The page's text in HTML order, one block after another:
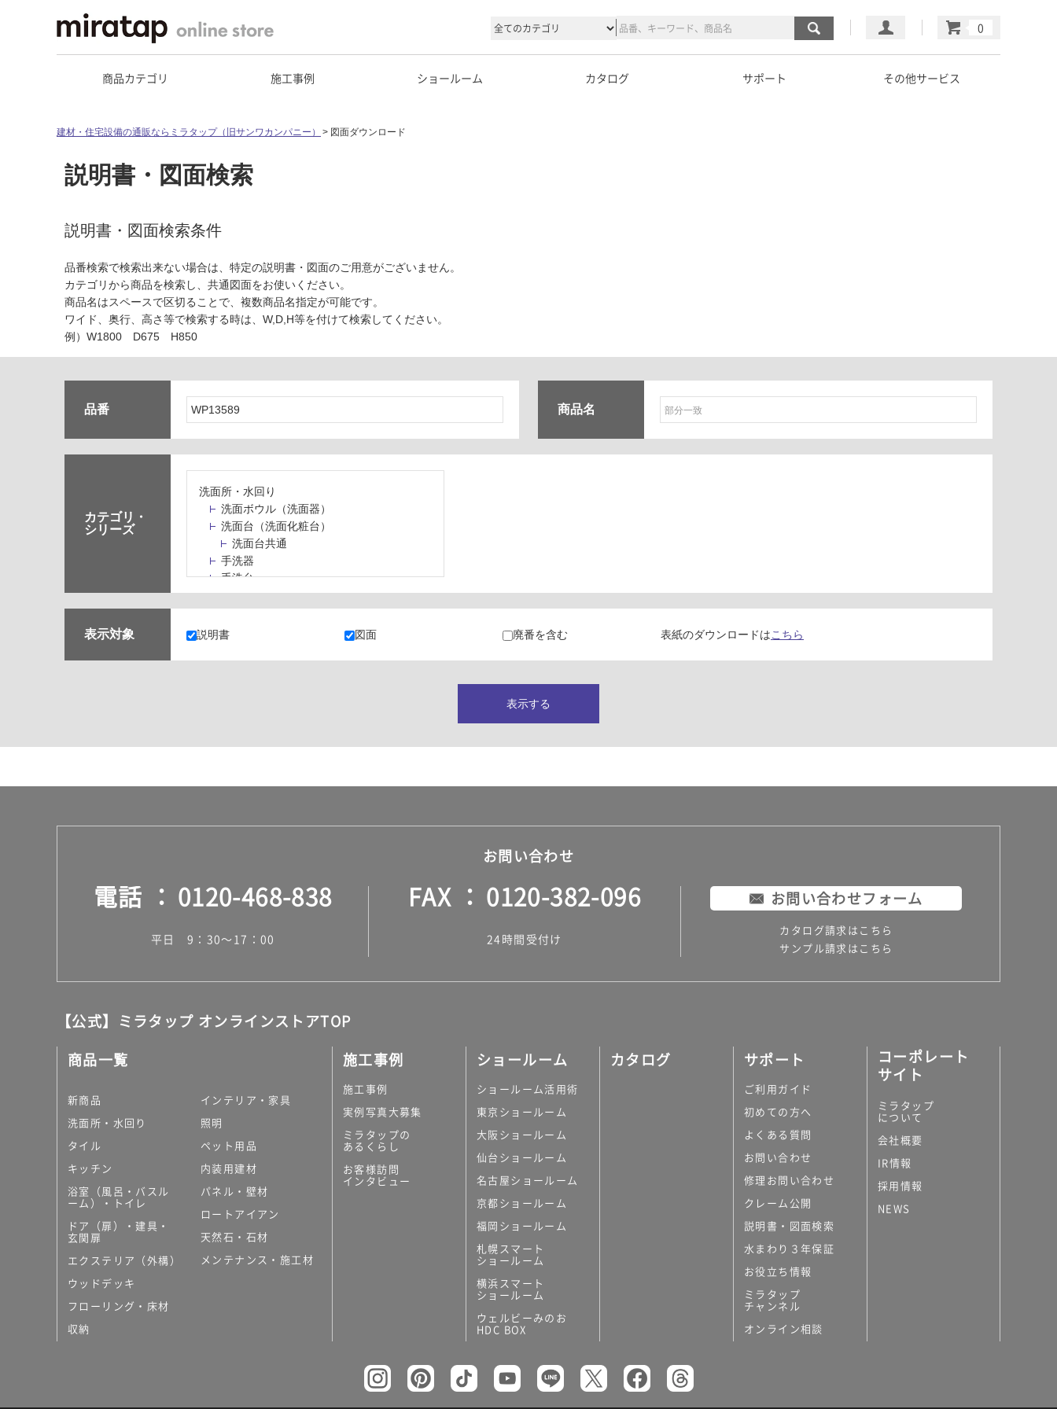
マイページ
カート
商品カテゴリ 施工事例 ショールーム カタログ サポート その他サービス
建材・住宅設備の通販ならミラタップ（旧サンワカンパニー） 図面ダウンロード
説明書・図面検索
説明書・図面検索条件
品番検索で検索出来ない場合は、特定の説明書・図面のご用意がございません。
カテゴリから商品を検索し、共通図面をお使いください。
商品名はスペースで区切ることで、複数商品名指定が可能です。
ワイド、奥行、高さ等で検索する時は、W,D,H等を付けて検索してください。
例）W1800 D675 H850
品番 商品名
カテゴリ・
シリーズ
洗面所・水回り
洗面ボウル（洗面器）
洗面台（洗面化粧台）
洗面台共通
手洗器
手洗台
水栓パン・スロップシンク
水栓金具・水栓（蛇口）・カラン
止水栓・排水金物
ミラー（鏡）
ランドリールーム
タイル
外壁タイル
洗面台タイル
屋内床タイル
テラコッタ調タイル
キッチン
コンパクトキッチン
コンパクトキッチンその他
カップボード（食器棚・キッチンボード）
コンビネーションキッチン（セクショナル
キッチン）
キッチン機器
表示対象 説明書 図面 廃番を含む 表紙のダウンロードはこちら
表示する
お問い合わせ
電話 0120-468-838
平日 9：30～17：00
FAX 0120-382-096
24時間受付け
お問い合わせフォーム
カタログ請求はこちら
サンプル請求はこちら
【公式】ミラタップ オンラインストアTOP
商品一覧
新商品
洗面所・水回り
タイル
キッチン
浴室（風呂・バスル
ーム）・トイレ
ドア（扉）・建具・
玄関扉
エクステリア（外構）
ウッドデッキ
フローリング・床材
収納
インテリア・家具
照明
ペット用品
内装用建材
パネル・壁材
ロートアイアン
天然石・石材
メンテナンス・施工材
施工事例
施工事例
実例写真大募集
ミラタップの
あるくらし
お客様訪問
インタビュー
ショールーム
ショールーム活用術
東京ショールーム
大阪ショールーム
仙台ショールーム
名古屋ショールーム
京都ショールーム
福岡ショールーム
札幌スマート
ショールーム
横浜スマート
ショールーム
ウェルビーみのお
HDC BOX
カタログ サポート
ご利用ガイド
初めての方へ
よくある質問
お問い合わせ
修理お問い合わせ
クレーム公開
説明書・図面検索
水まわり３年保証
お役立ち情報
ミラタップ
チャンネル
オンライン相談
コーポレート
サイト
ミラタップ
について
会社概要
IR情報
採用情報
NEWS